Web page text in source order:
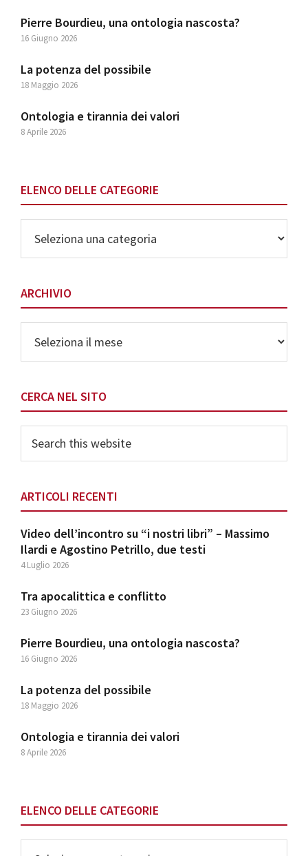
Pierre Bourdieu, una ontologia nascosta?
16 Giugno 2026
La potenza del possibile
18 Maggio 2026
Ontologia e tirannia dei valori
8 Aprile 2026
ELENCO DELLE CATEGORIE
delle
Categorie
ARCHIVIO
CERCA NEL SITO
this
ARTICOLI RECENTI
Video dell’incontro su “i nostri libri” – Massimo
Ilardi e Agostino Petrillo, due testi
4 Luglio 2026
Tra apocalittica e conflitto
23 Giugno 2026
Pierre Bourdieu, una ontologia nascosta?
16 Giugno 2026
La potenza del possibile
18 Maggio 2026
Ontologia e tirannia dei valori
8 Aprile 2026
ELENCO DELLE CATEGORIE